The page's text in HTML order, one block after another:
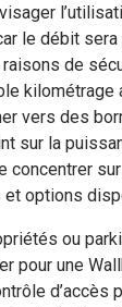
le débit
de
kilométrage
vers des
sur la
concentrer
options
ou
pour une
d’accès